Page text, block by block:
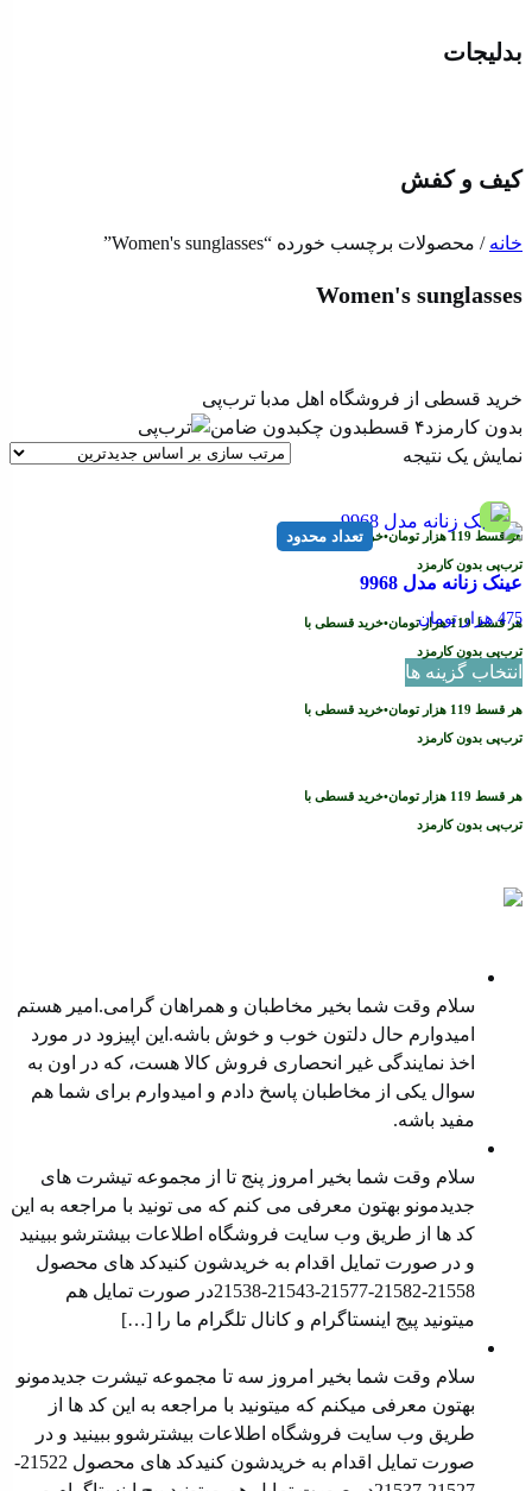
بدلیجات
کیف و کفش
خانه/ محصولات برچسب خورده “Women's sunglasses”
Women's sunglasses
خرید قسطی از فروشگاه اهل مدبا ترب‌پی
بدون کارمزد۴ قسط بدون چکبدون ضامن
نمایش یک نتیجه
هر قسط 119 هزار تومان•خرید قسطی با
ترب‌پی بدون کارمزد
هر قسط119 هزار تومان•خرید قسطی با
ترب‌پی بدون کارمزد
هر قسط 119 هزار تومان•خرید قسطی با
ترب‌پی بدون کارمزد
هر قسط 119 هزار تومان•خرید قسطی با
ترب‌پی بدون کارمزد
تعداد محدود
عینک زنانه مدل 9968
475 هزار تومان
انتخاب گزینه هامحصول
دارای
می
محصول
انتخاب
شوند
سلام وقت شما بخیر مخاطبان و همراهان گرامی.امیر هستم
امیدوارم حال دلتون خوب و خوش باشه.این اپیزود در مورد
اخذ نمایندگی غیر انحصاری فروش کالا هست، که در اون به
سوال یکی از مخاطبان پاسخ دادم و امیدوارم برای شما هم
مفید باشه.
سلام وقت شما بخیر امروز پنج تا از مجموعه تیشرت های
جدیدمونو بهتون معرفی می کنم که می تونید با مراجعه به این
کد ها از طریق وب سایت ⁠فروشگاه ⁠اطلاعات بیشترشو ببینید
و در صورت تمایل اقدام به خریدشون کنیدکد های محصول
⁠21558-21582-21577⁠-⁠21543⁠-⁠21538⁠در صورت تمایل هم
میتونید ⁠پیج اینستاگرام⁠ و ⁠کانال تلگرام⁠ ما را […]
سلام وقت شما بخیر امروز سه تا مجموعه تیشرت جدیدمونو
بهتون معرفی میکنم که میتونید با مراجعه به این کد ها از
طریق وب سایت فروشگاه اطلاعات بیشترشوو ببینید و در
صورت تمایل اقدام به خریدشون کنیدکد های محصول 21522-